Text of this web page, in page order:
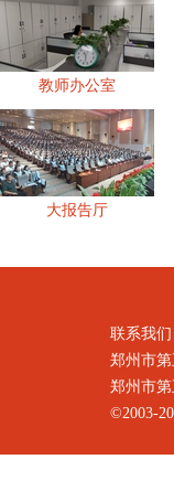
教师办公室
大报告厅
联系我们
郑州市
郑州市
©2003-